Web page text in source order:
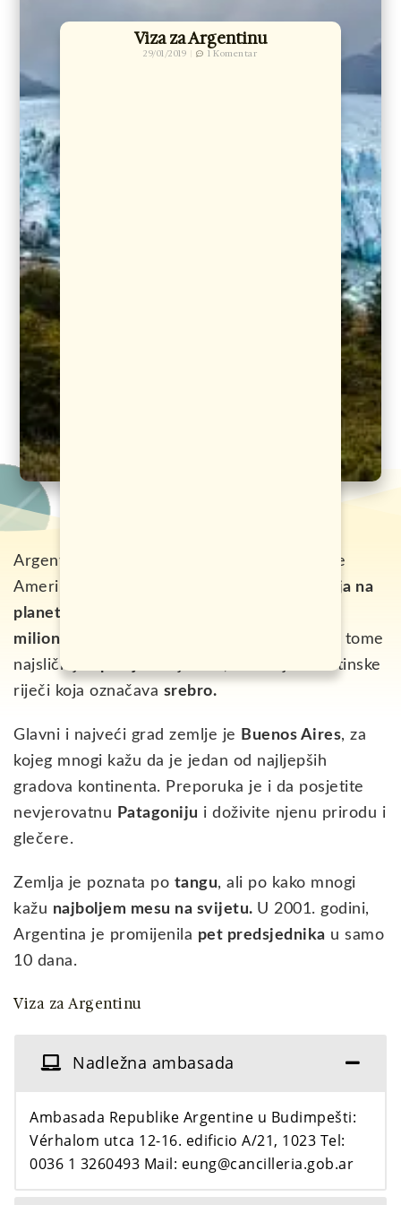
Viza za Argentinu
29/01/2019 1 Komentar
Argentina je država smještena na jugu Južne
Amerike, a po veličini je
osma najveća zemlja na
planeti.
miliona stanovnika,
te je poređenja radi, po tome
najsličnija
. Svoje ime, dobila je od latinske
riječi koja označava srebro.
Glavni i najveći grad zemlje je Buenos Aires, za
kojeg mnogi kažu da je jedan od najljepših
gradova kontinenta. Preporuka je i da posjetite
nevjerovatnu Patagoniju i doživite njenu prirodu i
glečere.
Zemlja je poznata po tangu, ali po kako mnogi
kažu najboljem mesu na svijetu. U 2001. godini,
Argentina je promijenila pet predsjednika u samo
10 dana.
Viza za Argentinu
Nadležna ambasada
Ambasada Republike Argentine u Budimpešti:
Vérhalom utca 12-16. edificio A/21, 1023 Tel:
0036 1 3260493 Mail: eung@cancilleria.gob.ar